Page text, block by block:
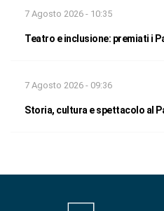
7 Agosto 2026 - 10:35
Teatro e inclusione: premiati i
7 Agosto 2026 - 09:36
Storia, cultura e spettacolo al